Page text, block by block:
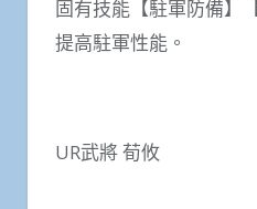
固有技能【駐軍防備】
提高駐軍性能。
UR武將 荀攸